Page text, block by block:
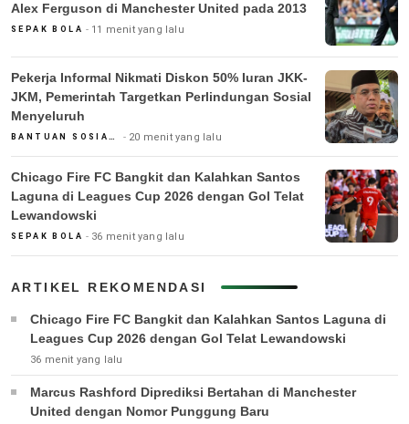
Alex Ferguson di Manchester United pada 2013
SEPAK BOLA 11 menit yang lalu
Pekerja Informal Nikmati Diskon 50% Iuran JKK-
JKM, Pemerintah Targetkan Perlindungan Sosial
Menyeluruh
20 menit yang lalu
Chicago Fire FC Bangkit dan Kalahkan Santos
Laguna di Leagues Cup 2026 dengan Gol Telat
Lewandowski
SEPAK BOLA 36 menit yang lalu
ARTIKEL REKOMENDASI
Chicago Fire FC Bangkit dan Kalahkan Santos Laguna di
Leagues Cup 2026 dengan Gol Telat Lewandowski
36 menit yang lalu
Marcus Rashford Diprediksi Bertahan di Manchester
United dengan Nomor Punggung Baru